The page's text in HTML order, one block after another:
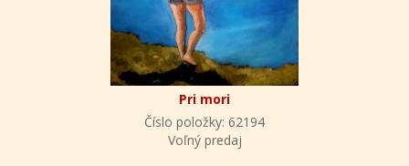
Pri mori
Číslo položky: 62194
Voľný predaj